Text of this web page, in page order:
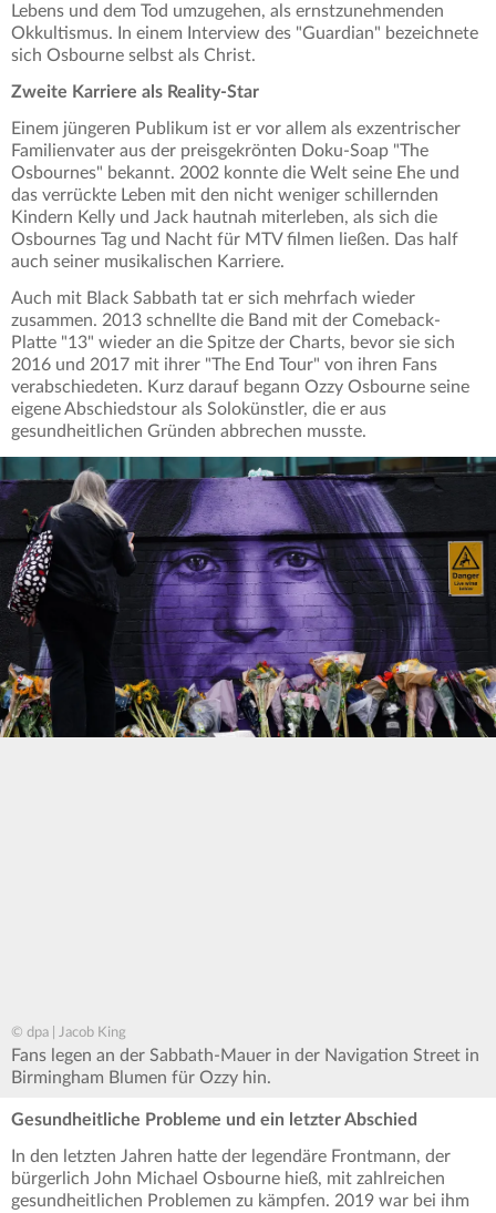
Lebens und dem Tod umzugehen, als ernstzunehmenden
Okkultismus. In einem Interview des "Guardian" bezeichnete
sich Osbourne selbst als Christ.
Zweite Karriere als Reality-Star
Einem jüngeren Publikum ist er vor allem als exzentrischer
Familienvater aus der preisgekrönten Doku-Soap "The
Osbournes" bekannt. 2002 konnte die Welt seine Ehe und
das verrückte Leben mit den nicht weniger schillernden
Kindern Kelly und Jack hautnah miterleben, als sich die
Osbournes Tag und Nacht für MTV filmen ließen. Das half
auch seiner musikalischen Karriere.
Auch mit Black Sabbath tat er sich mehrfach wieder
zusammen. 2013 schnellte die Band mit der Comeback-
Platte "13" wieder an die Spitze der Charts, bevor sie sich
2016 und 2017 mit ihrer "The End Tour" von ihren Fans
verabschiedeten. Kurz darauf begann Ozzy Osbourne seine
eigene Abschiedstour als Solokünstler, die er aus
gesundheitlichen Gründen abbrechen musste.
© dpa | Jacob King
Fans legen an der Sabbath-Mauer in der Navigation Street in
Birmingham Blumen für Ozzy hin.
Gesundheitliche Probleme und ein letzter Abschied
In den letzten Jahren hatte der legendäre Frontmann, der
bürgerlich John Michael Osbourne hieß, mit zahlreichen
gesundheitlichen Problemen zu kämpfen. 2019 war bei ihm